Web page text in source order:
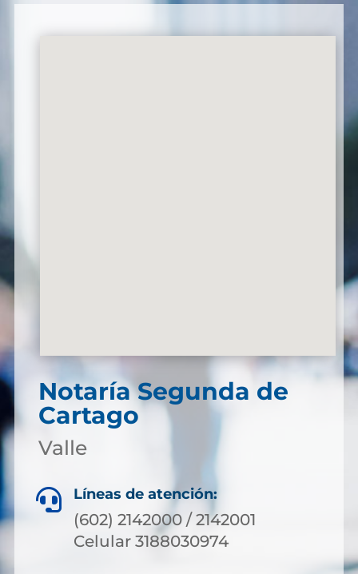
Notaría Segunda de
Cartago
Valle
 Líneas de atención:
(602) 2142000 / 2142001
Celular 3188030974